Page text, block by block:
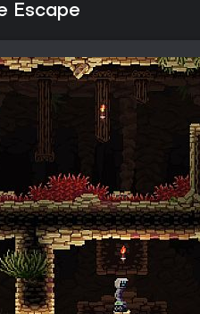
Escape